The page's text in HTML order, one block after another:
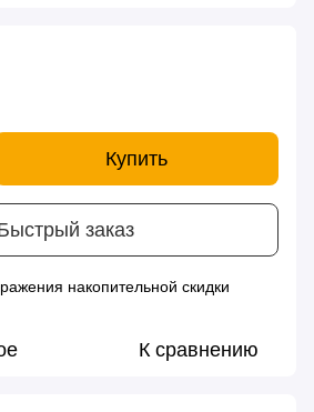
Купить
заказ
накопительной скидки
К сравнению